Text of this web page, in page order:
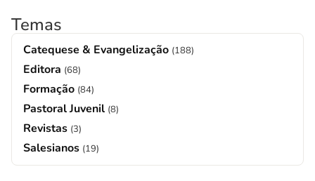
Temas
Catequese & Evangelização (188)
Editora (68)
Formação (84)
Pastoral Juvenil (8)
Revistas (3)
Salesianos (19)